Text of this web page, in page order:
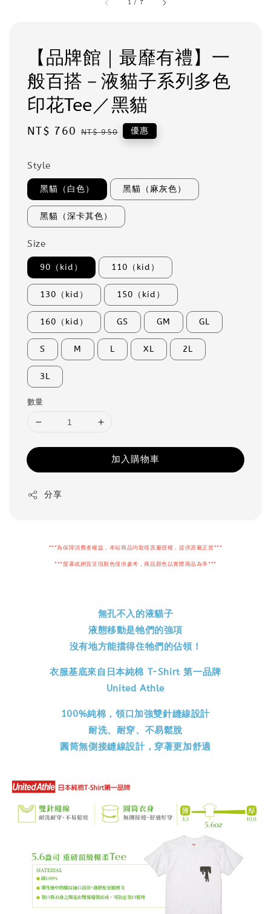
1 / 7
【品牌館｜最靡有禮】一
般百搭－液貓子系列多色
印花Tee／黑貓
Sale
NT$ 760 Regular
NT$ 950 優惠
Style
黑貓（白色） 黑貓（麻灰色）
黑貓（深卡其色）
Size
90（kid） 110（kid）
130（kid） 150（kid）
160（kid） GS GM GL
S M L XL 2L
3L
數量
加入購物車
分享
***為保障消費者權益，本站商品均取得原廠授權，提供原廠正貨***
***螢幕或網頁呈現顏色僅供參考，商品顏色以實際商品為準***
無孔不入的液貓子
液態移動是牠們的強項
沒有地方能擋得住牠們的佔領！
衣服基底來自日本純棉 T-Shirt 第一品牌
United Athle
100%純棉，領口加強雙針縫線設計
耐洗、耐穿、不易鬆脫
圓筒無側接縫線設計，穿著更加舒適